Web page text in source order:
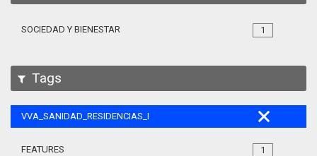
1
SOCIEDAD Y BIENESTAR
Tags
VVA_SANIDAD_RESIDENCIAS_MAYORES_105
1
FEATURES